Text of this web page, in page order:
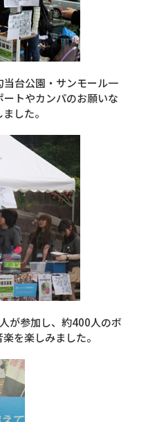
台公園・サンモール一
トやカンパのお願いな
した。
が参加し、約400人のボ
を楽しみました。